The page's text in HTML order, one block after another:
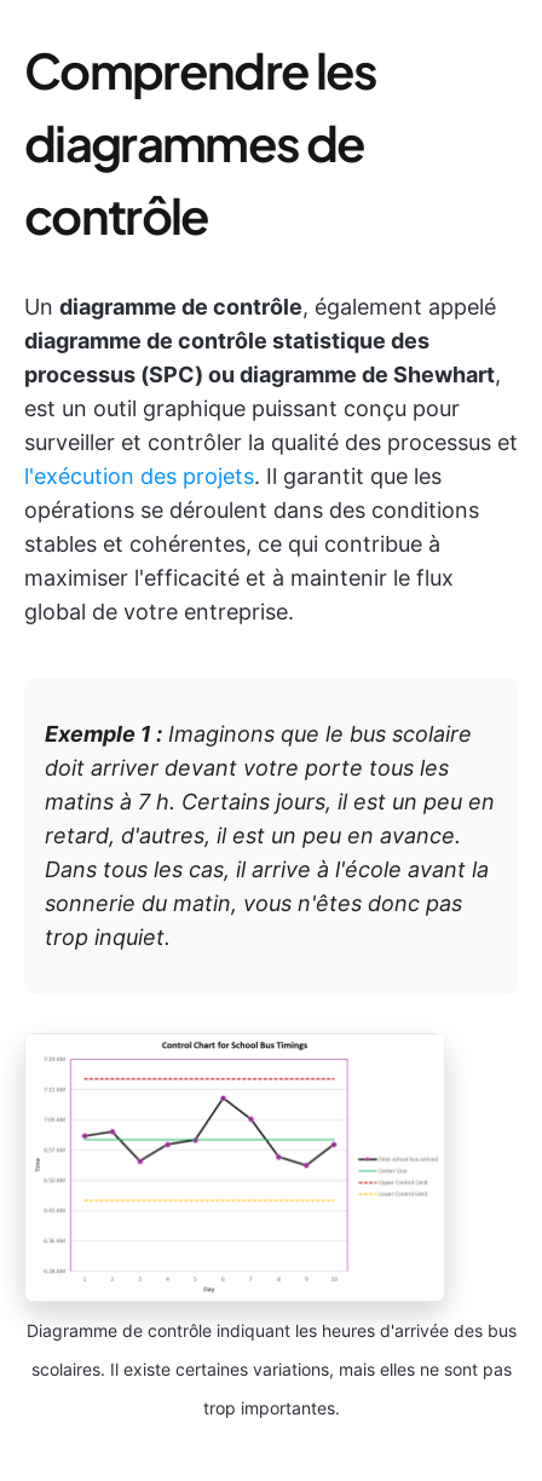
Comprendre les
diagrammes de
contrôle
Un diagramme de contrôle, également appelé
diagramme de contrôle statistique des
processus (SPC) ou diagramme de Shewhart,
est un outil graphique puissant conçu pour
surveiller et contrôler la qualité des processus et
l'exécution des projets. Il garantit que les
opérations se déroulent dans des conditions
stables et cohérentes, ce qui contribue à
maximiser l'efficacité et à maintenir le flux
global de votre entreprise.
Exemple 1 : Imaginons que le bus scolaire
doit arriver devant votre porte tous les
matins à 7 h. Certains jours, il est un peu en
retard, d'autres, il est un peu en avance.
Dans tous les cas, il arrive à l'école avant la
sonnerie du matin, vous n'êtes donc pas
trop inquiet.
Diagramme de contrôle indiquant les heures d'arrivée des bus
scolaires. Il existe certaines variations, mais elles ne sont pas
trop importantes.